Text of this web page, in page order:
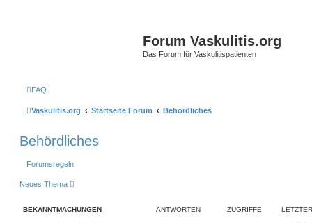
Forum Vaskulitis.org
Das Forum für Vaskulitispatienten
FAQ
Vaskulitis.org Startseite Forum Behördliches
Behördliches
Forumsregeln
Neues Thema
BEKANNTMACHUNGEN ANTWORTEN ZUGRIFFE